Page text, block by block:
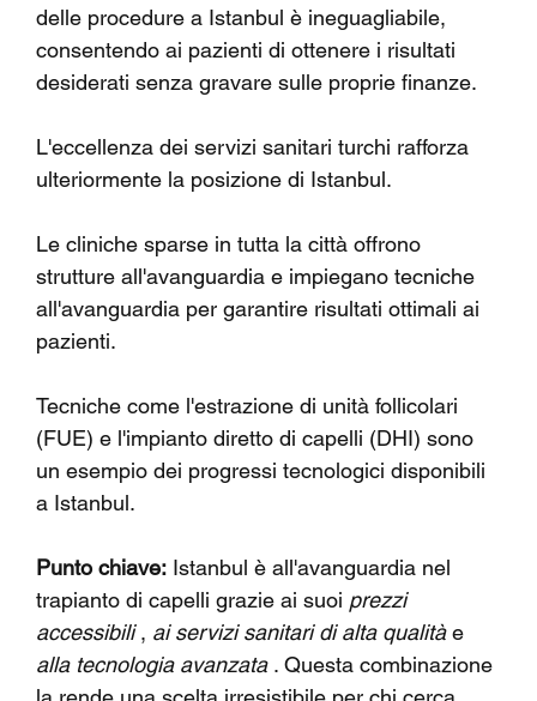
delle procedure a Istanbul è ineguagliabile,
consentendo ai pazienti di ottenere i risultati
desiderati senza gravare sulle proprie finanze.
L'eccellenza dei servizi sanitari turchi rafforza
ulteriormente la posizione di Istanbul.
Le cliniche sparse in tutta la città offrono
strutture all'avanguardia e impiegano tecniche
all'avanguardia per garantire risultati ottimali ai
pazienti.
Tecniche come l'estrazione di unità follicolari
(FUE) e l'impianto diretto di capelli (DHI) sono
un esempio dei progressi tecnologici disponibili
a Istanbul.
Punto chiave: Istanbul è all'avanguardia nel
trapianto di capelli grazie ai suoi prezzi
accessibili , ai servizi sanitari di alta qualità e
alla tecnologia avanzata . Questa combinazione